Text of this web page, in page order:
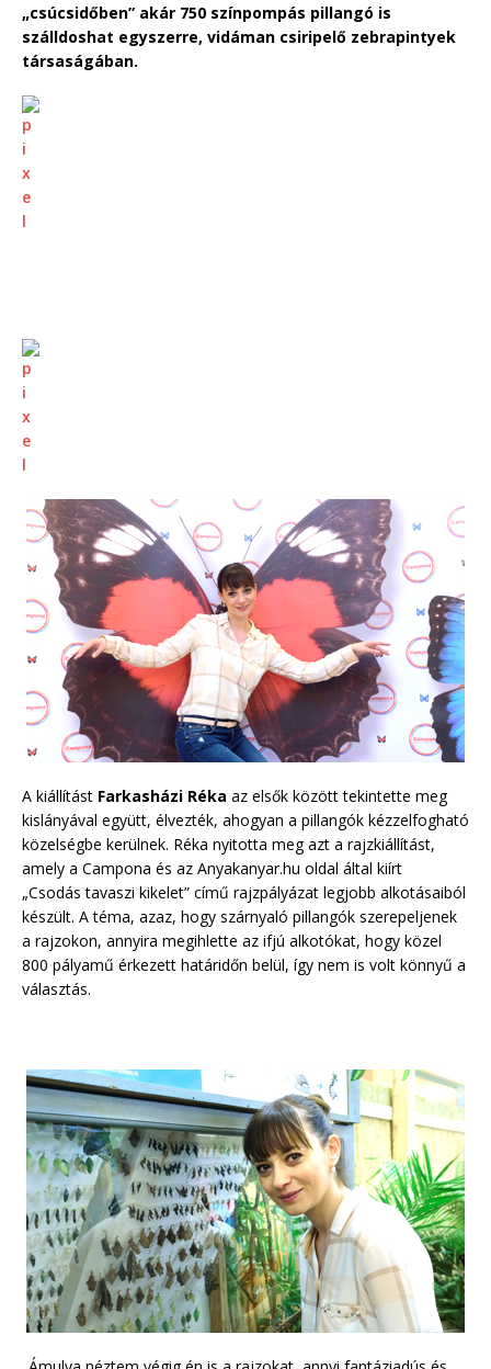
„csúcsidőben” akár 750 színpompás pillangó is
szálldoshat egyszerre, vidáman csiripelő zebrapintyek
társaságában.
A kiállítást Farkasházi Réka az elsők között tekintette meg
kislányával együtt, élvezték, ahogyan a pillangók kézzelfogható
közelségbe kerülnek. Réka nyitotta meg azt a rajzkiállítást,
amely a Campona és az Anyakanyar.hu oldal által kiírt
„Csodás tavaszi kikelet” című rajzpályázat legjobb alkotásaiból
készült. A téma, azaz, hogy szárnyaló pillangók szerepeljenek
a rajzokon, annyira megihlette az ifjú alkotókat, hogy közel
800 pályamű érkezett határidőn belül, így nem is volt könnyű a
választás.